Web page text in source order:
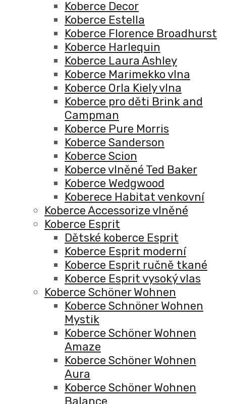
Koberce Decor
Koberce Estella
Koberce Florence Broadhurst
Koberce Harlequin
Koberce Laura Ashley
Koberce Marimekko vlna
Koberce Orla Kiely vlna
Koberce pro děti Brink and
Campman
Koberce Pure Morris
Koberce Sanderson
Koberce Scion
Koberce vlněné Ted Baker
Koberce Wedgwood
Koberece Habitat venkovní
Koberce Accessorize vlněné
Koberce Esprit
Dětské koberce Esprit
Koberce Esprit moderní
Koberce Esprit ručně tkané
Koberce Esprit vysoký vlas
Koberce Schöner Wohnen
Koberce Schnöner Wohnen
Mystik
Koberce Schöner Wohnen
Amaze
Koberce Schöner Wohnen
Aura
Koberce Schöner Wohnen